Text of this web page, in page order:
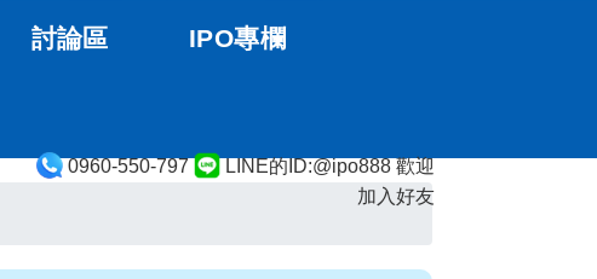
0960-550-797
LINE的ID:@ipo888 歡迎
加入好友
討論區 IPO專欄